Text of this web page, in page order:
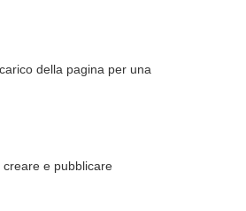
della pagina per una
e pubblicare